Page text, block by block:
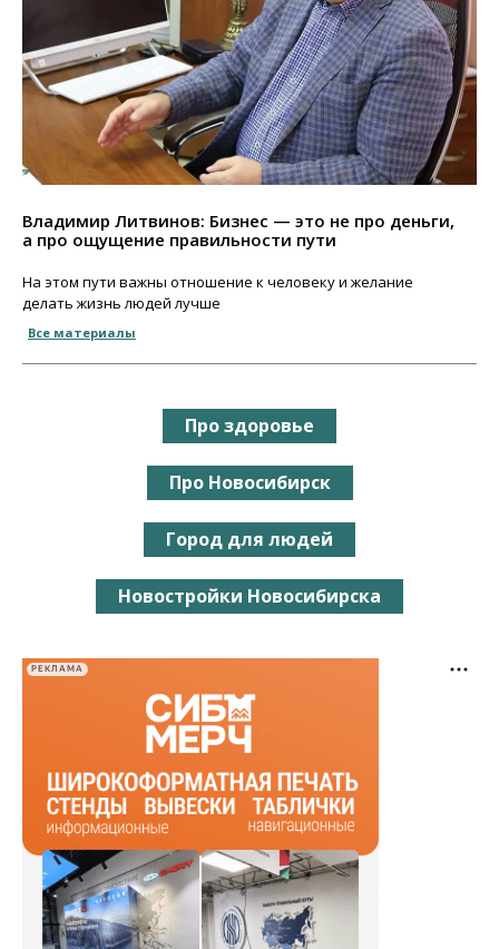
Владимир Литвинов: Бизнес — это не про деньги,
а про ощущение правильности пути
На этом пути важны отношение к человеку и желание
делать жизнь людей лучше
Все материалы
Про здоровье
Про Новосибирск
Город для людей
Новостройки Новосибирска
РЕКЛАМА